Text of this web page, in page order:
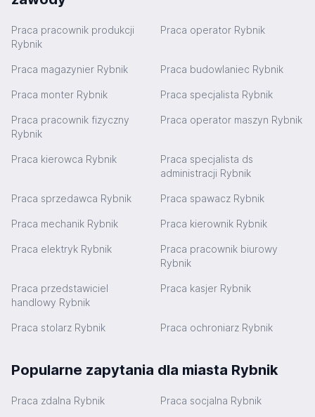
Praca pracownik produkcji
Rybnik
Praca operator Rybnik
Praca magazynier Rybnik Praca budowlaniec Rybnik
Praca monter Rybnik Praca specjalista Rybnik
Praca pracownik fizyczny
Rybnik
Praca operator maszyn Rybnik
Praca kierowca Rybnik
Praca specjalista ds
administracji Rybnik
Praca sprzedawca Rybnik Praca spawacz Rybnik
Praca mechanik Rybnik Praca kierownik Rybnik
Praca elektryk Rybnik
Praca pracownik biurowy
Rybnik
Praca przedstawiciel
handlowy Rybnik
Praca kasjer Rybnik
Praca stolarz Rybnik Praca ochroniarz Rybnik
Popularne zapytania dla miasta Rybnik
Praca zdalna Rybnik Praca socjalna Rybnik